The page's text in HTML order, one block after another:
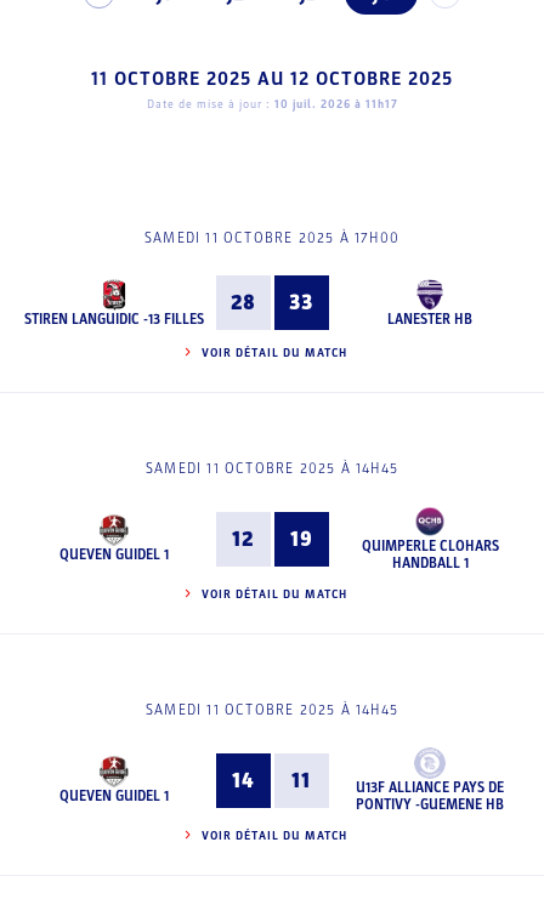
11 OCTOBRE 2025 AU 12 OCTOBRE 2025
Date de mise à jour : 10 juil. 2026 à 11h17
SAMEDI 11 OCTOBRE 2025 À 17H00
STIREN LANGUIDIC -13 FILLES
28 33
LANESTER HB
VOIR DÉTAIL DU MATCH
SAMEDI 11 OCTOBRE 2025 À 14H45
QUEVEN GUIDEL 1
12 19
QUIMPERLE CLOHARS
HANDBALL 1
VOIR DÉTAIL DU MATCH
SAMEDI 11 OCTOBRE 2025 À 14H45
QUEVEN GUIDEL 1
14 11
U13F ALLIANCE PAYS DE
PONTIVY -GUEMENE HB
VOIR DÉTAIL DU MATCH